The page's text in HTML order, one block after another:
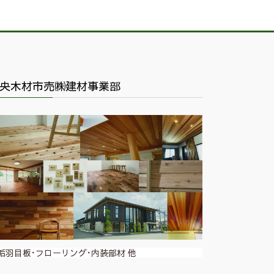
木材市売㈱建材事業部
羽目板･フローリング･内装部材 他